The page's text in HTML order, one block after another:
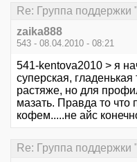
Re: Группа поддержки
zaika888
543 - 08.04.2010 - 08:21
541-kentova2010 > я
суперская,
растяже, но для
мазать. Правда то что
кофем.....не айс
Re: Группа поддержки